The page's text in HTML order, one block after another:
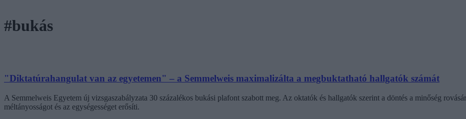
#bukás
"Diktatúrahangulat van az egyetemen" – a Semmelweis maximalizálta a megbuktatható hallgatók számát
A Semmelweis Egyetem új vizsgaszabályzata 30 százalékos bukási plafont szabott meg. Az oktatók és hallgatók szerint a döntés a minőség
méltányosságot és az egységességet erősíti.